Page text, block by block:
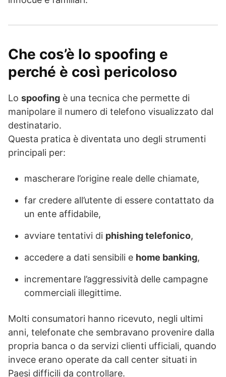
Che cos’è lo spoofing e
perché è così pericoloso
Lo spoofing è una tecnica che permette di
manipolare il numero di telefono visualizzato dal
destinatario.
Questa pratica è diventata uno degli strumenti
principali per:
mascherare l’origine reale delle chiamate,
far credere all’utente di essere contattato da
un ente affidabile,
avviare tentativi di phishing telefonico,
accedere a dati sensibili e home banking,
incrementare l’aggressività delle campagne
commerciali illegittime.
Molti consumatori hanno ricevuto, negli ultimi
anni, telefonate che sembravano provenire dalla
propria banca o da servizi clienti ufficiali, quando
invece erano operate da call center situati in
Paesi difficili da controllare.